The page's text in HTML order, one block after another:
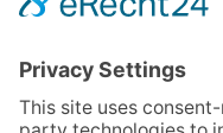
www.twf-